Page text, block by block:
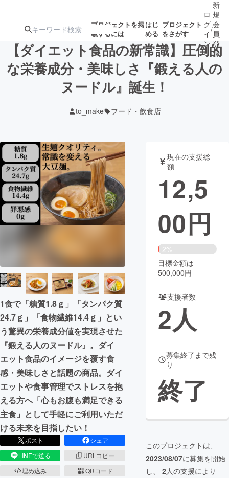
プロジェクトを掲
載するには
はじ
める
プロジェクト
をさがす
注目のリ 注目の新着プロ
募集終了が近いプ
テクノロジー・ガジェット
映像・映画 書籍・雑誌
ビジネス・起業 チャレンジ
CAMPFIRE for Social Good CAMPFIRE Creation
CAMPFIREふるさと納税machi-ya コミュニティ
ロ
グ
イ
ン
/
新
規
会
員
登
録
【ダイエット食品の新常識】圧倒的
な栄養成分・美味しさ『鍛える人の
ヌードル』誕生！
to_make フード・飲食店
1食で「糖質1.8ｇ」「タンパク質
24.7ｇ」「食物繊維14.4ｇ」とい
う驚異の栄養成分値を実現させた
『鍛える人のヌードル』。ダイ
エット食品のイメージを覆す食
感・美味しさと話題の商品。ダイ
エットや食事管理でストレスを抱
える方へ「心もお腹も満足できる
主食」として手軽にご利用いただ
ける未来を目指したい！
ポスト
シェア
LINEで送る
URLコピー
埋め込み
QRコード
現在の支援総
額
12,5
00円
2%
目標金額は
500,000円
支援者数
2人
募集終了まで残
り
終了
このプロジェクトは、
2023/08/07に募集を開始
し、 2人の支援により